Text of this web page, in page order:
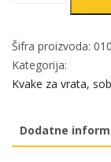
vrata
DOLČE
F1
DBP3
Šifra proizvoda:
Kategorija:
Kvake za vrata,
Dodatne